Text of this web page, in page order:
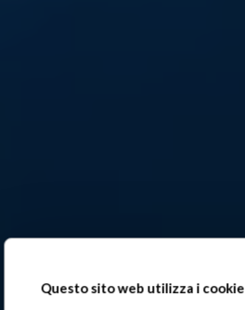
Questo sito web utilizza i cookie